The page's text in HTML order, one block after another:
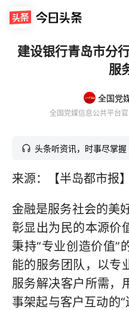
建设银行青岛市分
服
全国党媒信息公共平台
头条听资讯，时事尽掌握
来源：【半岛都市报】
金融是服务社会的美
彰显出为民的本源价
秉持“专业创造价值”
能的服务团队，以专
服务解决客户所需，
事架起与客户互动的